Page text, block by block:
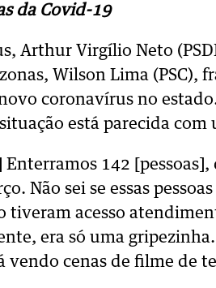
da Covid-19
Arthur Virgílio Neto
Wilson Lima (PSC),
coronavírus no
está parecida
142
Não sei se essas
tiveram acesso
era só uma
vendo cenas de filme de